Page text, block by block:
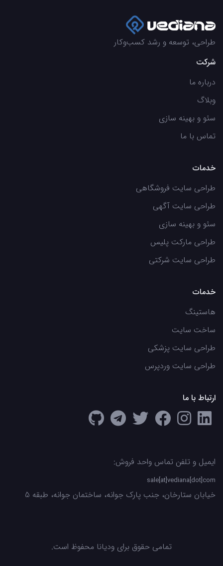
طراحی، توسعه و رشد کسب‌وکار
شرکت
درباره ما
وبلاگ
سئو و بهینه سازی
تماس با ما
خدمات
طراحی سایت فروشگاهی
طراحی سایت آگهی
سئو و بهینه سازی
طراحی مارکت پلیس
طراحی سایت شرکتی
خدمات
هاستینگ
ساخت سایت
طراحی سایت پزشکی
طراحی سایت وردپرس
ارتباط با ما
ایمیل و تلفن تماس واحد فروش:
sale[at]vediana[dot]com
خیابان ستارخان، جنب پارک جوانه، ساختمان جوانه، طبقه 5
تمامی حقوق برای ودیانا محفوظ است.